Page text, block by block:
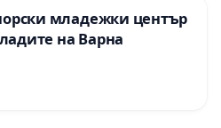
младежки център
на Варна